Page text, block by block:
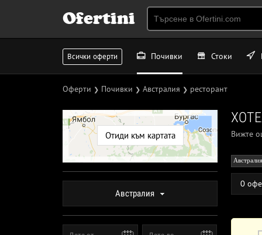
Ofertini
Всички оферти Почивки Стоки
Оферти ❯ Почивки ❯ Австралия ❯ ресторант
Отиди към картата
Австралия
Вижте
Австралия
0